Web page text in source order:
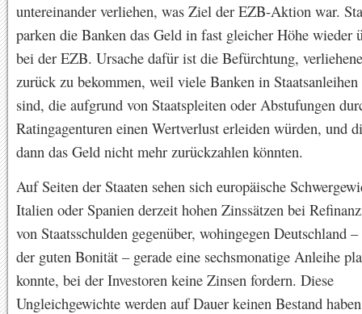
untereinander verliehen, was Ziel der EZB-Aktion war.
parken die Banken das Geld in fast gleicher Höhe wieder
bei der EZB. Ursache dafür ist die Befürchtung,
zurück zu bekommen, weil viele Banken in
sind, die aufgrund von Staatspleiten oder Abstufungen
Ratingagenturen einen Wertverlust erleiden würden, und
dann das Geld nicht mehr zurückzahlen könnten.
Auf Seiten der Staaten sehen sich europäische
Italien oder Spanien derzeit hohen Zinssätzen bei
von Staatsschulden gegenüber, wohingegen Deutschland
der guten Bonität – gerade eine sechsmonatige Anleihe
konnte, bei der Investoren keine Zinsen fordern. Diese
Ungleichgewichte werden auf Dauer keinen Bestand